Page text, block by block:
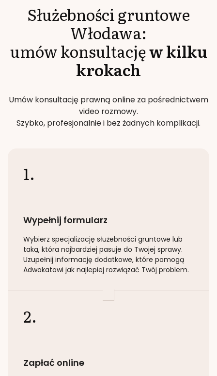
Służebności gruntowe
Włodawa:
umów konsultacjęw kilku
krokach
Umów konsultację prawną online za pośrednictwem
video rozmowy.
Szybko, profesjonalnie i bez żadnych komplikacji.
1.
Wypełnij formularz
Wybierz specjalizację służebności gruntowe lub
taką, która najbardziej pasuje do Twojej sprawy.
Uzupełnij informację dodatkowe, które pomogą
Adwokatowi jak najlepiej rozwiązać Twój problem.
2.
Zapłać online